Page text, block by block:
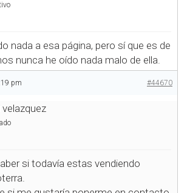
nada a esa página, pero sí que es de
nunca he oído nada malo de ella.
pm #44670
velazquez
si todavía estas vendiendo